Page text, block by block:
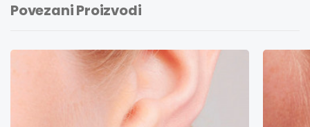
Povezani Proizvodi